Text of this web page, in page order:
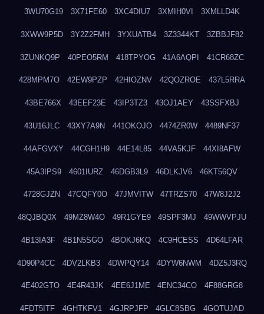
3WU70G19 3X71FE60 3XC4DIU7 3XMIH0VI 3XMLLD4K
3XWW9P5D 3Y2Z2FMH 3YXUATB4 3Z3344KT 3ZBBJF82
3ZUNKQ9P 40PEO5RM 418TPYOG 41A6AQPI 41CR68ZC
428MPM7O 42EW9PZP 42HIOZNV 42QOZROE 437L5RRA
43BE766X 43EEF23E 43IP3TZ3 43OJ1AEY 43SSFXBJ
43U16JLC 43XY7A9N 441OKOJO 4474ZR0W 4489NF37
44AFGVXY 44CGH1H9 44E14L85 44VA5KJF 44XI8AFW
45A3IPS9 4601IURZ 46DGB3L9 46DLKJV6 46KT56QV
4728GJZN 47CQFY0O 47JMVITW 47TRZS70 47W8J2J2
48QJBQ0X 49MZ8W4O 49R1GYE9 49SPF3MJ 49WWVPJU
4B13IA3F 4B1N5SGO 4BOKJ6KQ 4C9HCESS 4D64LFAR
4D90P4CC 4DV2LKB3 4DWPQY14 4DYW6NWM 4DZ5J3RQ
4E402GTO 4E4R43JK 4EE6J1ME 4ENC34CO 4F88GRG8
4FDT5ITF 4GHTKFV1 4GJRPJFP 4GLC8SBG 4GOTUJAD